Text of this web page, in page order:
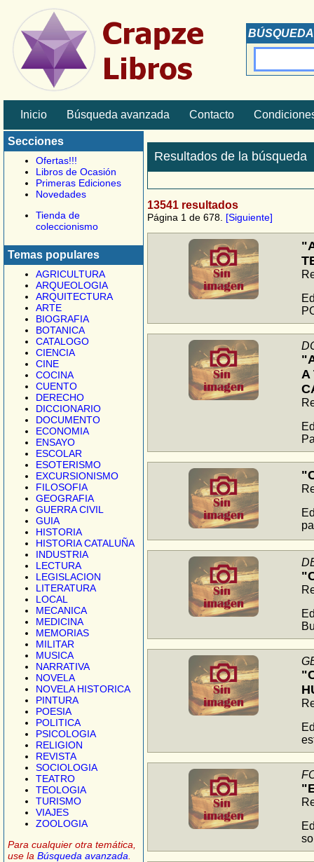
Inicio Búsqueda avanzada Contacto
Secciones
Ofertas!!!
Libros de Ocasión
Primeras Ediciones
Novedades
Tienda de
coleccionismo
Temas populares
AGRICULTURA
ARQUEOLOGIA
ARQUITECTURA
ARTE
BIOGRAFIA
BOTANICA
CATALOGO
CIENCIA
CINE
COCINA
CUENTO
DERECHO
DICCIONARIO
DOCUMENTO
ECONOMIA
ENSAYO
ESCOLAR
ESOTERISMO
EXCURSIONISMO
FILOSOFIA
GEOGRAFIA
GUERRA CIVIL
GUIA
HISTORIA
HISTORIA CATALUÑA
INDUSTRIA
LECTURA
LEGISLACION
LITERATURA
LOCAL
MECANICA
MEDICINA
MEMORIAS
MILITAR
MUSICA
NARRATIVA
NOVELA
NOVELA HISTORICA
PINTURA
POESIA
POLITICA
PSICOLOGIA
RELIGION
REVISTA
SOCIOLOGIA
TEATRO
TEOLOGIA
TURISMO
VIAJES
ZOOLOGIA
Para cualquier otra temática,
use la Búsqueda avanzada
Resultados de la búsqueda
13541 resultados
Página 1 de 678. [Siguiente]
A